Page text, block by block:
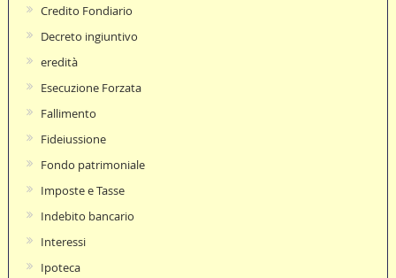
Credito Fondiario
Decreto ingiuntivo
eredità
Esecuzione Forzata
Fallimento
Fideiussione
Fondo patrimoniale
Imposte e Tasse
Indebito bancario
Interessi
Ipoteca